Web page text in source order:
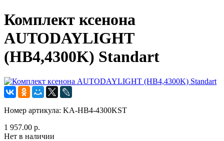
Комплект ксенона
AUTODAYLIGHT
(HB4,4300K) Standart
Номер артикула: KA-HB4-4300KST
1 957.00 р.
Нет в наличии